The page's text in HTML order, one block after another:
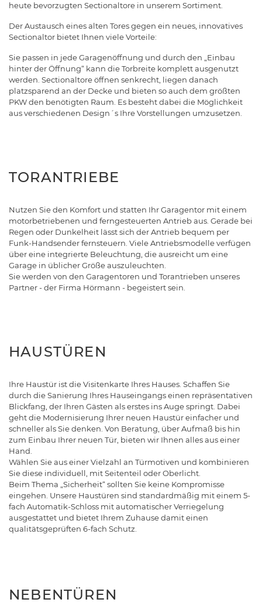
heute bevorzugten Sectionaltore in unserem Sortiment.
Der Austausch eines alten Tores gegen ein neues, innovatives
Sectionaltor bietet Ihnen viele Vorteile:
Sie passen in jede Garagenöffnung und durch den „Einbau
hinter der Öffnung“ kann die Torbreite komplett ausgenutzt
werden. Sectionaltore öffnen senkrecht, liegen danach
platzsparend an der Decke und bieten so auch dem größten
PKW den benötigten Raum. Es besteht dabei die Möglichkeit
aus verschiedenen Design´s Ihre Vorstellungen umzusetzen.
TORANTRIEBE
Nutzen Sie den Komfort und statten Ihr Garagentor mit einem
motorbetriebenen und ferngesteuerten Antrieb aus. Gerade bei
Regen oder Dunkelheit lässt sich der Antrieb bequem per
Funk-Handsender fernsteuern. Viele Antriebsmodelle verfügen
über eine integrierte Beleuchtung, die ausreicht um eine
Garage in üblicher Größe auszuleuchten.
Sie werden von den Garagentoren und Torantrieben unseres
Partner - der Firma Hörmann - begeistert sein.
HAUSTÜREN
Ihre Haustür ist die Visitenkarte Ihres Hauses. Schaffen Sie
durch die Sanierung Ihres Hauseingangs einen repräsentativen
Blickfang, der Ihren Gästen als erstes ins Auge springt. Dabei
geht die Modernisierung Ihrer neuen Haustür einfacher und
schneller als Sie denken. Von Beratung, über Aufmaß bis hin
zum Einbau Ihrer neuen Tür, bieten wir Ihnen alles aus einer
Hand.
Wählen Sie aus einer Vielzahl an Türmotiven und kombinieren
Sie diese individuell, mit Seitenteil oder Oberlicht.
Beim Thema „Sicherheit“ sollten Sie keine Kompromisse
eingehen. Unsere Haustüren sind standardmäßig mit einem 5-
fach Automatik-Schloss mit automatischer Verriegelung
ausgestattet und bietet Ihrem Zuhause damit einen
qualitätsgeprüften 6-fach Schutz.
NEBENTÜREN